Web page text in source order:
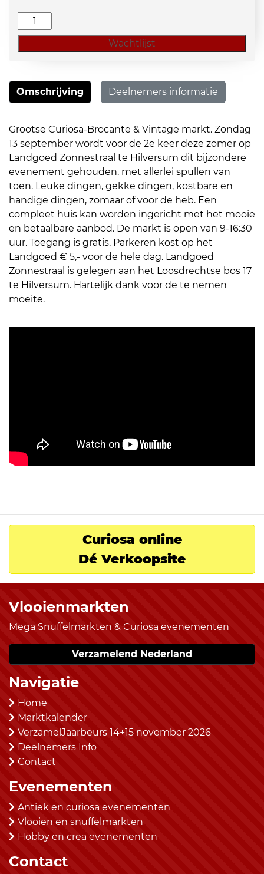
Curiosa
Hilversum
Wachtlijst
Omschrijving Deelnemers informatie
Grootse Curiosa-Brocante & Vintage markt. Zondag
13 september wordt voor de 2e keer deze zomer op
Landgoed Zonnestraal te Hilversum dit bijzondere
evenement gehouden. met allerlei spullen van
toen. Leuke dingen, gekke dingen, kostbare en
handige dingen, zomaar of voor de heb. Een
compleet huis kan worden ingericht met het mooie
en betaalbare aanbod. De markt is open van 9-16:30
uur. Toegang is gratis. Parkeren kost op het
Landgoed € 5,- voor de hele dag. Landgoed
Zonnestraal is gelegen aan het Loosdrechtse bos 17
te Hilversum. Hartelijk dank voor de te nemen
moeite.
Curiosa online
Dé Verkoopsite
Vlooienmarkten
Mega Snuffelmarkten & Curiosa evenementen
Verzamelend Nederland
Navigatie
Home
Marktkalender
VerzamelJaarbeurs 14+15 november 2026
Deelnemers Info
Contact
Evenementen
Antiek en curiosa evenementen
Vlooien en snuffelmarkten
Hobby en crea evenementen
Contact